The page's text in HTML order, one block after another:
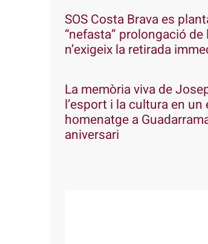
SOS Costa Brava es
“nefasta” prolongació de
n’exigeix la retirada
La memòria viva de
l’esport i la cultura en un
homenatge a
aniversari